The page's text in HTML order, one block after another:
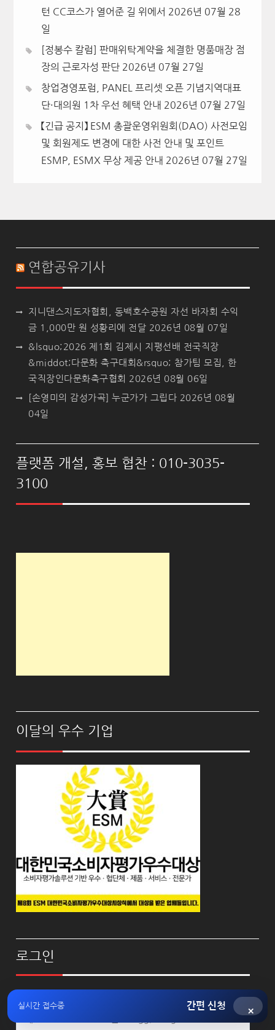
턴 CC코스가 열어준 길 위에서 2026년 07월 28
일
[정봉수 칼럼] 판매위탁계약을 체결한 명품매장 점
장의 근로자성 판단 2026년 07월 27일
창업경영포럼, PANEL 프리셋 오픈 기념지역대표
단·대의원 1차 우선 혜택 안내 2026년 07월 27일
【긴급 공지】 ESM 총괄운영위원회(DAO) 사전모임
및 회원제도 변경에 대한 사전 안내 및 포인트
ESMP, ESMX 무상 제공 안내 2026년 07월 27일
연합공유기사
지니댄스지도자협회, 동백호수공원 자선 바자회 수익
금 1,000만 원 성황리에 전달 2026년 08월 07일
&lsquo;2026 제1회 김제시 지평선배 전국직장
&middot;다문화 축구대회&rsquo; 참가팀 모집, 한
국직장인다문화축구협회 2026년 08월 06일
[손영미의 감성가곡] 누군가가 그립다 2026년 08월
04일
플랫폼 개설, 홍보 협찬 : 010-3035-
3100
이달의 우수 기업
로그인
실시간 접수중 간편 신청
×